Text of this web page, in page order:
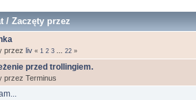
/Zaczęty przez
przez liv « 1 2 3 ... 22 »
przed trollingiem.
przez Terminus